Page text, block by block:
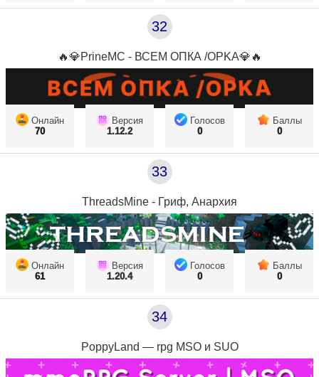
32
🔥💎PrineMC - ВСЕМ ОПКА /OPKA💎🔥
Онлайн
70
Версия
1.12.2
Голосов
0
Баллы
0
33
ThreadsMine - Гриф, Анархия
Онлайн
61
Версия
1.20.4
Голосов
0
Баллы
0
34
PoppyLand — rpg MSO и SUO